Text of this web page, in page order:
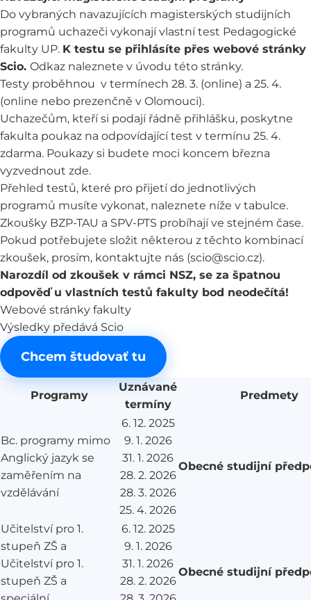
Do vybraných navazujících magisterských studijních
programů uchazeči vykonají vlastní test Pedagogické
fakulty UP. K testu se přihlásíte přes webové stránky
Scio. Odkaz naleznete v úvodu této stránky.
Testy proběhnou v termínech 28. 3. (online) a 25. 4.
(online nebo prezenčně v Olomouci).
Uchazečům, kteří si podají řádně přihlášku, poskytne
fakulta poukaz na odpovídající test v termínu 25. 4.
zdarma. Poukazy si budete moci koncem března
vyzvednout zde.
Přehled testů, které pro přijetí do jednotlivých
programů musíte vykonat, naleznete níže v tabulce.
Zkoušky BZP-TAU a SPV-PTS probíhají ve stejném čase.
Pokud potřebujete složit některou z těchto kombinací
zkoušek, prosím, kontaktujte nás (scio@scio.cz).
Narozdíl od zkoušek v rámci NSZ, se za špatnou
odpověď u vlastních testů fakulty bod neodečítá!
Webové stránky fakulty
Výsledky předává Scio
Chcem študovať tu
Programy
Uznávané
termíny
Predmety
Bc. programy mimo
Anglický jazyk se
zaměřením na
vzdělávání
6. 12. 2025
9. 1. 2026
31. 1. 2026
28. 2. 2026
28. 3. 2026
25. 4. 2026
Obecné studijní
Učitelství pro 1.
stupeň ZŠ a
Učitelství pro 1.
stupeň ZŠ a
6. 12. 2025
9. 1. 2026
31. 1. 2026
28. 2. 2026
Obecné studijní